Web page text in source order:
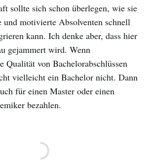
sollte sich schon überlegen, wie sie
und motivierte Absolventen schnell
kann. Ich denke aber, dass hier
gejammert wird. Wenn
Qualität von Bachelorabschlüssen
vielleicht ein Bachelor nicht. Dann
für einen Master oder einen
bezahlen.